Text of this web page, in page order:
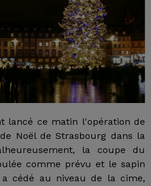
lancé ce matin l'opération de
Noël de Strasbourg dans la
la coupe du
comme prévu et le sapin
cédé au niveau de la cime,